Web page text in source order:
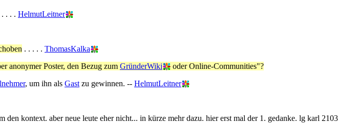
. . . . HelmutLeitner
. . . . . ThomasKalka
anonymer Poster, den Bezug zum GründerWiki
oder Online-Communities"?
, um ihn als Gast zu gewinnen. -- HelmutLeitner
kontext. aber neue leute eher nicht... in kürze mehr dazu. hier erst mal der 1. gedanke. lg karl 2103